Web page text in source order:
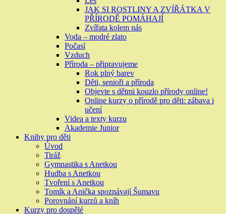
JAK SI ROSTLINY A ZVÍŘÁTKA V
PŘÍRODĚ POMÁHAJÍ
Zvířata kolem nás
Voda – modré zlato
Počasí
Vzduch
Příroda – připravujeme
Rok plný barev
Děti, senioři a příroda
Objevte s dětmi kouzlo přírody online!
Online kurzy o přírodě pro děti: zábava i
učení
Videa a texty kurzu
Akademie Junior
Knihy pro děti
Úvod
Tiráž
Gymnastika s Anetkou
Hudba s Anetkou
Tvoření s Anetkou
Tomík a Anička spoznávají Šumavu
Porovnání kurzů a kníh
Kurzy pro dospělé